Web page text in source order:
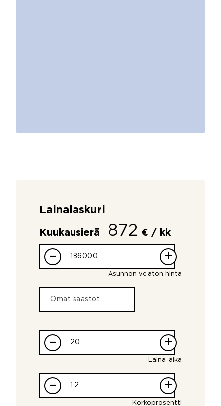
Lainalaskuri
Kuukausierä 872 € / kk
– +
Asunnon velaton hinta
– +
Laina-aika
– +
Korkoprosentti